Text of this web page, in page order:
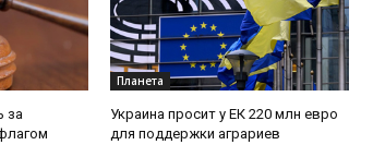
за
Планета
Украина просит у ЕК 220 млн евро
для поддержки аграриев